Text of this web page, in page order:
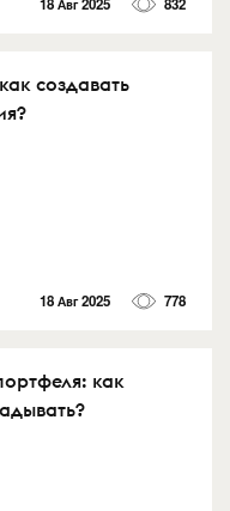
18 Авг 2025 832
создавать
18 Авг 2025 778
как